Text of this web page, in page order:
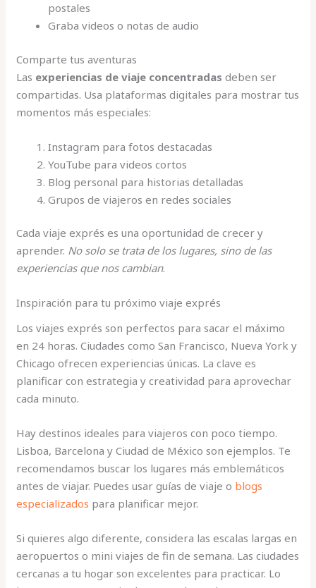
postales
Graba videos o notas de audio
Comparte tus aventuras
Las experiencias de viaje concentradas deben ser
compartidas. Usa plataformas digitales para mostrar tus
momentos más especiales:
Instagram para fotos destacadas
YouTube para videos cortos
Blog personal para historias detalladas
Grupos de viajeros en redes sociales
Cada viaje exprés es una oportunidad de crecer y
aprender. No solo se trata de los lugares, sino de las
experiencias que nos cambian.
Inspiración para tu próximo viaje exprés
Los viajes exprés son perfectos para sacar el máximo
en 24 horas. Ciudades como San Francisco, Nueva York y
Chicago ofrecen experiencias únicas. La clave es
planificar con estrategia y creatividad para aprovechar
cada minuto.
Hay destinos ideales para viajeros con poco tiempo.
Lisboa, Barcelona y Ciudad de México son ejemplos. Te
recomendamos buscar los lugares más emblemáticos
antes de viajar. Puedes usar guías de viaje o blogs
especializados para planificar mejor.
Si quieres algo diferente, considera las escalas largas en
aeropuertos o mini viajes de fin de semana. Las ciudades
cercanas a tu hogar son excelentes para practicar. Lo